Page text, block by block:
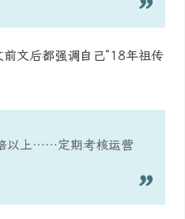
文后都强调自己“18年祖传
以上……定期考核运营